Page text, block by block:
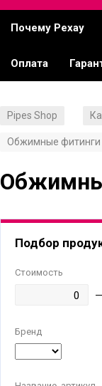
Почему Рехау
Оплата
Pipes Shop
Обжимные фитинги
Подбор
Стоимость
Бренд